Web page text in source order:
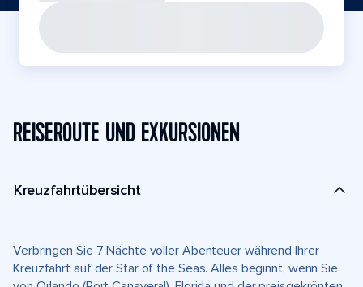
REISEROUTE UND EXKURSIONEN
Kreuzfahrtübersicht
Verbringen Sie 7 Nächte voller Abenteuer während Ihrer
Kreuzfahrt auf der Star of the Seas. Alles beginnt, wenn Sie